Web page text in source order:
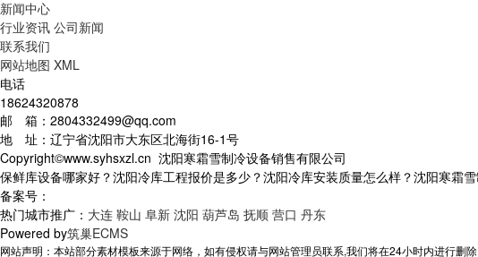
新闻中心
行业资讯 公司新闻
联系我们
网站地图 XML
电话
18624320878
邮 箱：2804332499@qq.com
地 址：辽宁省沈阳市大东区北海街16-1号
Copyright©www.syhsxzl.cn 沈阳寒霜雪制冷设备销售有限公司
保鲜库设备哪家好？沈阳冷库工程报价是多少？沈阳冷库安装质量怎么样？沈阳寒
备案号：
热门城市推广： 大连 鞍山 阜新 沈阳 葫芦岛 抚顺 营口 丹东
Powered by筑巢ECMS
网站声明：本站部分素材模板来源于网络，如有侵权请与网站管理员联系,我们将在24小时内进行删除